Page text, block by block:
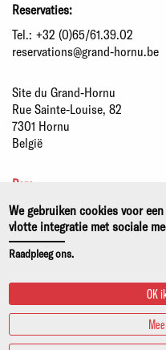
Reservaties:
Tel.: +32 (0)65/61.39.02
reservations@grand-hornu.be
Site du Grand-Hornu
Rue Sainte-Louise, 82
7301 Hornu
België
Pers
Duurzame ontwikkeling
Wettelijke kennisgeving
We gebruiken cookies voor
vlotte integratie met sociale
Raadpleeg ons.
OK